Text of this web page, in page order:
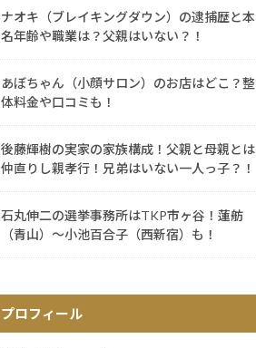
ナオキ（ブレイキングダウン）の逮捕歴と本
名年齢や職業は？父親はいない？！
あぼちゃん（小顔サロン）のお店はどこ？整
体料金や口コミも！
後藤輝樹の実家の家族構成！父親と母親とは
仲直りし親孝行！兄弟はいない一人っ子？！
石丸伸二の選挙事務所はTKP市ヶ谷！蓮舫
（青山）～小池百合子（西新宿）も！
プロフィール